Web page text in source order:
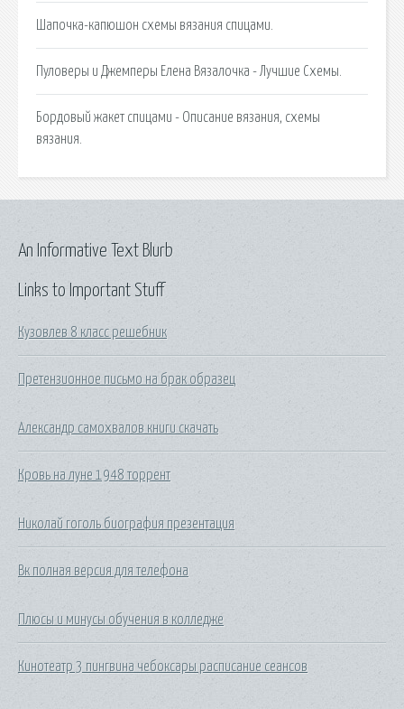
Шапочка-капюшон схемы вязания спицами.
Пуловеры и Джемперы Елена Вязалочка - Лучшие Схемы.
Бордовый жакет спицами - Описание вязания, схемы
вязания.
Links to Important Stuff
Кузовлев 8 класс решебник
Претензионное письмо на брак образец
Александр самохвалов книги скачать
Кровь на луне 1948 торрент
Николай гоголь биография презентация
Вк полная версия для телефона
Плюсы и минусы обучения в колледже
Кинотеатр 3 пингвина чебоксары расписание сеансов
An Informative Text Blurb